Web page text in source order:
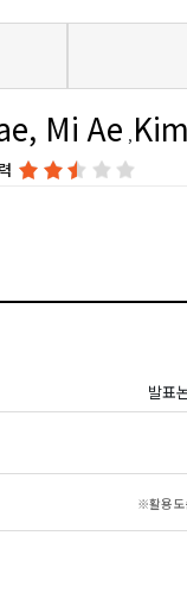
Mi Ae
발표
※활용도
윤